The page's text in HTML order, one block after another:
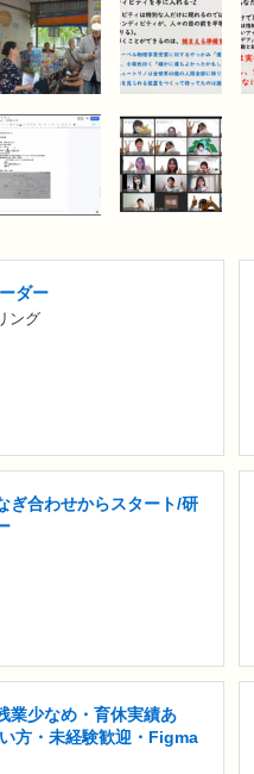
ダー
ング
ぎ合わせからスタート/研
業少なめ・育休実績あ
方・未経験歓迎・Figma